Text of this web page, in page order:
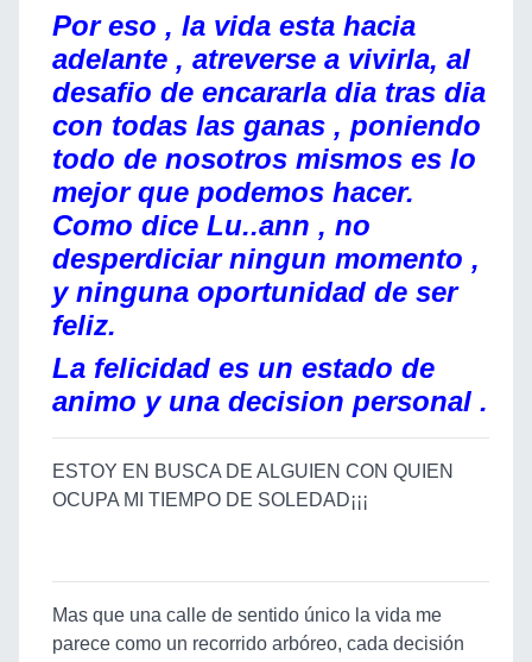
Por eso , la vida esta hacia
adelante , atreverse a vivirla, al
desafio de encararla dia tras dia
con todas las ganas , poniendo
todo de nosotros mismos es lo
mejor que podemos hacer.
Como dice Lu..ann , no
desperdiciar ningun momento ,
y ninguna oportunidad de ser
feliz.
La felicidad es un estado de
animo y una decision personal .
ESTOY EN BUSCA DE ALGUIEN CON QUIEN
OCUPA MI TIEMPO DE SOLEDAD¡¡¡
Mas que una calle de sentido único la vida me
parece como un recorrido arbóreo, cada decisión